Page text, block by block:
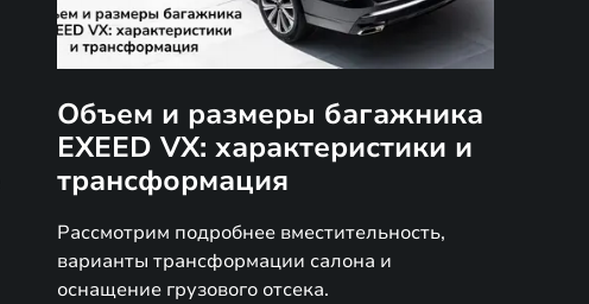
Объем и размеры багажника
EXEED VX: характеристики и
трансформация
Рассмотрим подробнее вместительность,
варианты трансформации салона и
оснащение грузового отсека.